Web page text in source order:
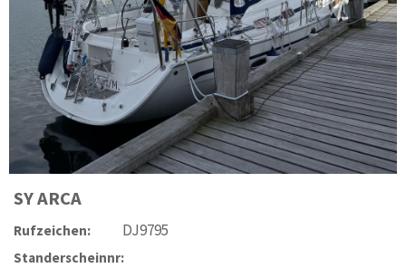
SYARCA
Rufzeichen: DJ9795
Standerscheinnr: